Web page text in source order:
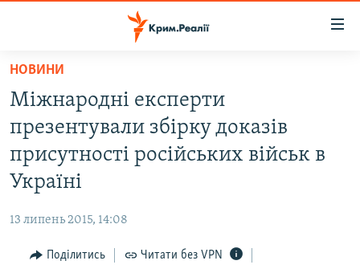
Перейти
основного
матеріалу
Перейти
до
основної
Перейти
пошуку
ВОДА.КРИМ
ВІДЕО ТА ФОТО
ПОЛІТИКА
ІНТЕРВ'Ю
НОВИНИ
Міжнародні експерти
презентували збірку доказів
присутності російських військ в
Україні
13 липень 2015, 14:08
Поділитись Читати без VPN